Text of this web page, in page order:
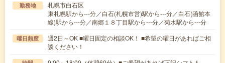
勤務地
札幌市白石区
東札幌駅から---分／白石(札幌市営)駅から---分／白石(函館本
線)駅から---分／南郷１８丁目駅から---分／菊水駅から---分
曜日頻度
週2日～OK ■曜日固定の相談OK！ ■希望の曜日があればご相
談ください！